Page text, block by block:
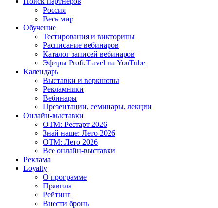
Россия
Весь мир
Обучение
Тестирования и викторины
Расписание вебинаров
Каталог записей вебинаров
Эфиры Profi.Travel на YouTube
Календарь
Выставки и воркшопы
Рекламники
Вебинары
Презентации, семинары, лекции
Онлайн-выставки
OTM: Рестарт 2026
Знай наше: Лето 2026
OTM: Лето 2026
Все онлайн-выставки
Реклама
Loyalty
О программе
Правила
Рейтинг
Внести бронь